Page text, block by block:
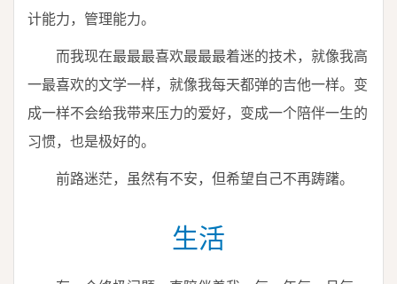
计能力，管理能力。
而我现在最最最喜欢最最最着迷的技术，就像我高
一最喜欢的文学一样，就像我每天都弹的吉他一样。变
成一样不会给我带来压力的爱好，变成一个陪伴一生的
习惯，也是极好的。
前路迷茫，虽然有不安，但希望自己不再踌躇。
生活